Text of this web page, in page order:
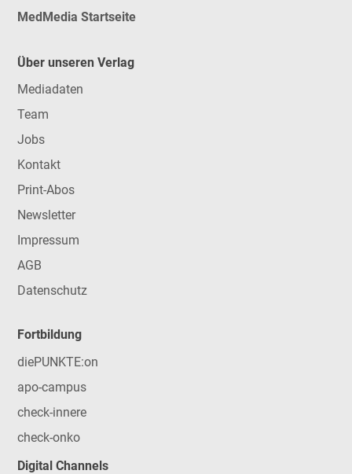
MedMedia Startseite
Über unseren Verlag
Mediadaten
Team
Jobs
Kontakt
Print-Abos
Newsletter
Impressum
AGB
Datenschutz
Fortbildung
diePUNKTE:on
apo-campus
check-innere
check-onko
Digital Channels